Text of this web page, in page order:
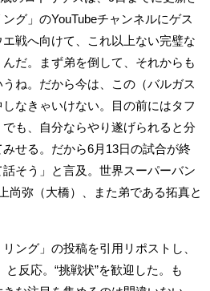
グ」のYouTubeチャンネルにゲス
戦へ向けて、これ以上ない完璧な
だ。まず弟を倒して、それからも
ね。だから今は、この（バルガス
なきゃいけない。目の前にはタフ
も、自分ならやり遂げられると分
せる。だから6月13日の試合が終
そう」と言及。世界スーパーバン
尚弥（大橋）、また弟である拓真と
ング」の投稿を引用リポストし、
と反応。“挑戦状”を歓迎した。も